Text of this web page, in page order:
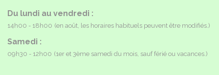
Du lundi au vendredi :
14h00 - 18h00 (en août, les horaires habituels peuvent être modifiés.)
Samedi :
09h30 - 12h00 (1er et 3ème samedi du mois, sauf férié ou vacances.)